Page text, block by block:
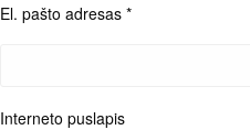
El. pašto adresas *
Interneto puslapis